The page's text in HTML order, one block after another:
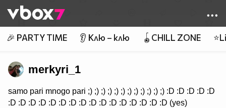
👾
🎉 PARTY TIME 👂 Клю – клю 🪀CHILL ZONE
merkyri_1
samo pari mnogo pari ;) ;) ;) ;) ;) ;) ;) ;) ;) ;) ;) ;) :D :D :D :D :D
:D :D :D :D :D :D :D :D :D :D :D :D :D :D :D :D (yes)